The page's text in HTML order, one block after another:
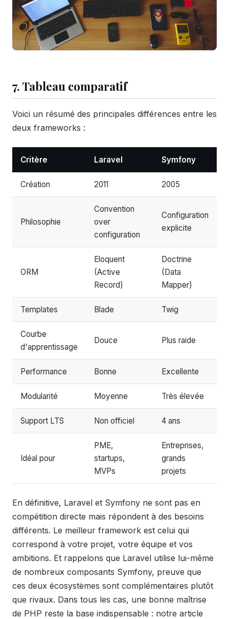
7. Tableau comparatif
Voici un résumé des principales différences entre les
deux frameworks :
Critère Laravel Symfony
Création 2011 2005
Philosophie
Convention
over
configuration
Configuration
explicite
ORM
Eloquent
(Active
Record)
Doctrine
(Data
Mapper)
Templates Blade Twig
Courbe
d'apprentissage
Douce Plus raide
Performance Bonne Excellente
Modularité Moyenne Très élevée
Support LTS Non officiel 4 ans
Idéal pour
PME,
startups,
MVPs
Entreprises,
grands
projets
En définitive, Laravel et Symfony ne sont pas en
compétition directe mais répondent à des besoins
différents. Le meilleur framework est celui qui
correspond à votre projet, votre équipe et vos
ambitions. Et rappelons que Laravel utilise lui-même
de nombreux composants Symfony, preuve que
ces deux écosystèmes sont complémentaires plutôt
que rivaux. Dans tous les cas, une bonne maîtrise
de PHP reste la base indispensable : notre article